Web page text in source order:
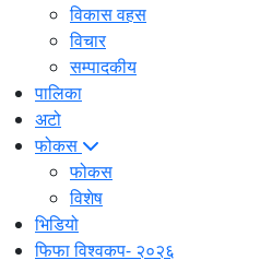
विकास वहस
विचार
सम्पादकीय
पालिका
अटो
फोकस
फोकस
विशेष
भिडियो
फिफा विश्वकप- २०२६